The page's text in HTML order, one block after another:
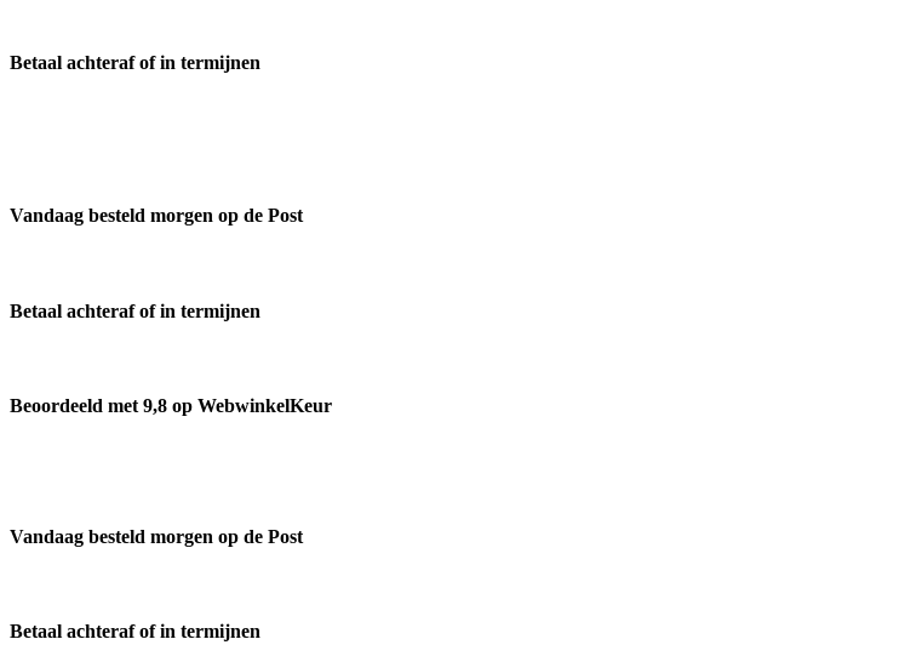
Betaal achteraf of in termijnen
Vandaag besteld morgen op de Post
Betaal achteraf of in termijnen
Beoordeeld met 9,8 op WebwinkelKeur
Vandaag besteld morgen op de Post
Betaal achteraf of in termijnen